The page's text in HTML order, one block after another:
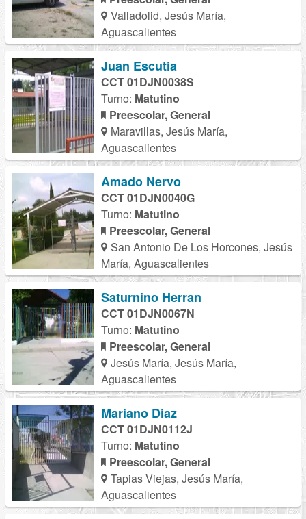
Valladolid, Jesús María,
Aguascalientes
Juan Escutia
CCT 01DJN0038S
Turno: Matutino
Preescolar, General
Maravillas, Jesús María,
Aguascalientes
Amado Nervo
CCT 01DJN0040G
Turno: Matutino
Preescolar, General
San Antonio De Los Horcones, Jesús
María, Aguascalientes
Saturnino Herran
CCT 01DJN0067N
Turno: Matutino
Preescolar, General
Jesús María, Jesús María,
Aguascalientes
Mariano Diaz
CCT 01DJN0112J
Turno: Matutino
Preescolar, General
Tapias Viejas, Jesús María,
Aguascalientes